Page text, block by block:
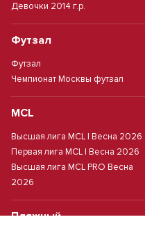
Девочки 2014 г.р.
Футзал
Футзал
Чемпионат Москвы футзал
MCL
Высшая лига MCL | Весна 2026
Первая лига MCL | Весна 2026
Высшая лига MCL PRO Весна
2026
Пляжный